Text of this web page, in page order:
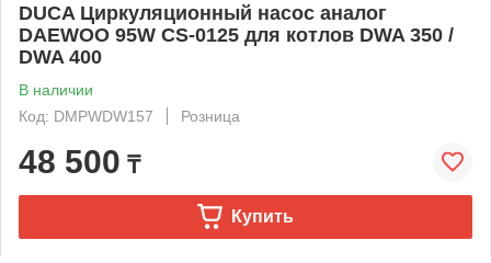
DUCA Циркуляционный насос аналог
DAEWOO 95W CS-0125 для котлов DWA 350 /
DWA 400
В наличии
Код: DMPWDW157
Розница
48 500 ₸
Купить